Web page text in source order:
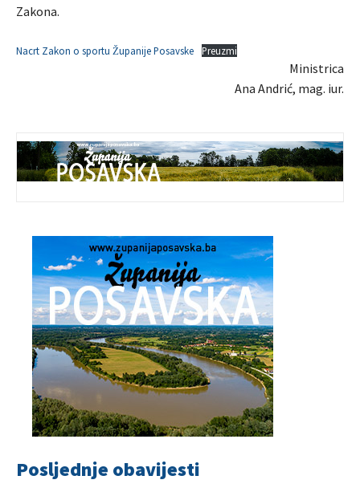
Zakona.
Nacrt Zakon o sportu Županije Posavske Preuzmi
Ministrica
Ana Andrić, mag. iur.
Posljednje obavijesti